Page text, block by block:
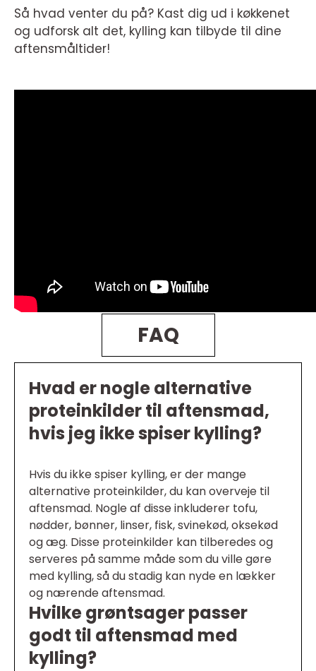
Så hvad venter du på? Kast dig ud i køkkenet
og udforsk alt det, kylling kan tilbyde til dine
aftensmåltider!
FAQ
Hvad er nogle alternative
proteinkilder til aftensmad,
hvis jeg ikke spiser kylling?
Hvis du ikke spiser kylling, er der mange
alternative proteinkilder, du kan overveje til
aftensmad. Nogle af disse inkluderer tofu,
nødder, bønner, linser, fisk, svinekød, oksekød
og æg. Disse proteinkilder kan tilberedes og
serveres på samme måde som du ville gøre
med kylling, så du stadig kan nyde en lækker
og nærende aftensmad.
Hvilke grøntsager passer
godt til aftensmad med
kylling?